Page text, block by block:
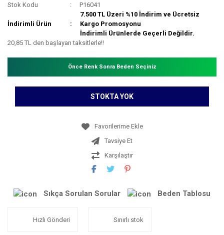
Stok Kodu
P16041
İndirimli Ürün
7.500 TL Üzeri %10 İndirim ve Ücretsiz
Kargo Promosyonu
İndirimli Ürünlerde Geçerli Değildir.
20,85 TL den başlayan taksitlerle!!
Önce Renk Sonra Beden Seçiniz
STOKTA YOK
Tavsiye Et
Karşılaştır
Sıkça Sorulan Sorular Beden Tablosu
Hızlı Gönderi Sınırlı stok